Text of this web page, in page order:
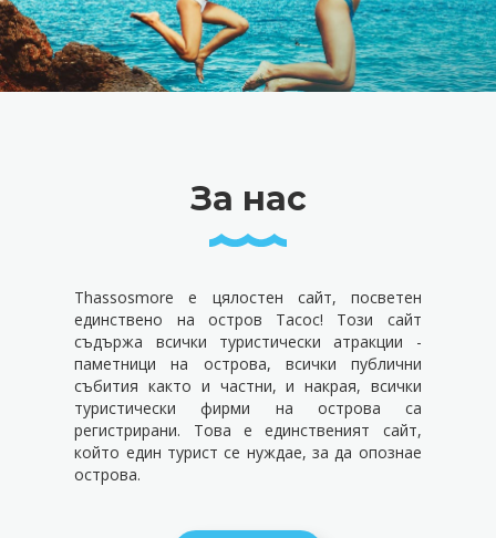
За нас
Thassosmore е цялостен сайт, посветен
единствено на остров Тасос! Този сайт
съдържа всички туристически атракции -
паметници на острова, всички публични
събития както и частни, и накрая, всички
туристически фирми на острова са
регистрирани. Това е единственият сайт,
който един турист се нуждае, за да опознае
острова.